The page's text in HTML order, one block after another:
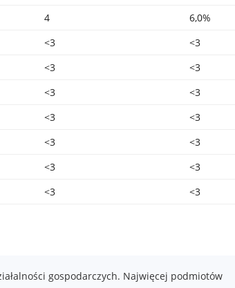
4
6,0%
<3
<3
<3
<3
<3
<3
<3
<3
<3
<3
<3
<3
<3 <3
gospodarczych. Najwięcej podmiotów